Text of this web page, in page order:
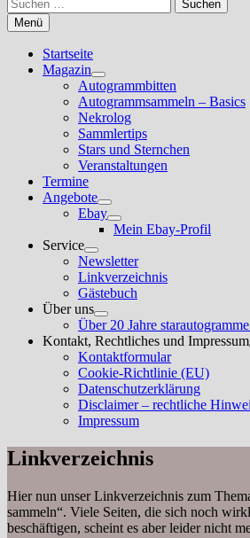
nach:
Menü
Startseite
Magazin
Untermenü
anzeigen
Autogrammbitten
Autogrammsammeln – Basics
Nekrolog
Sammlertips
Stars und Sternchen
Veranstaltungen
Termine
Angebote
Untermenü
anzeigen
Ebay
Untermenü
anzeigen
Mein Ebay-Profil
Service
Untermenü
anzeigen
Newsletter
Linkverzeichnis
Gästebuch
Über uns
Untermenü
anzeigen
Über 20 Jahre
Kontakt, Rechtliches und Impressum
Kontaktformular
Cookie-Richtlinie (EU)
Datenschutzerklärung
Disclaimer – rechtliche
Impressum
Linkverzeichnis
Hier nun unser Linkverzeichnis zum
sammeln“. Viele Seiten, die sich noch
beschäftigen, scheint es aber leider nicht